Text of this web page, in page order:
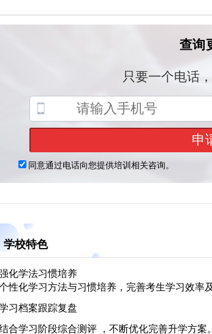
学校特色
化学法习惯培养
性化学习方法与习惯培养，完善考生学习效率
习档案跟踪复盘
合学习阶段综合测评 ，不断优化完善升学方案。